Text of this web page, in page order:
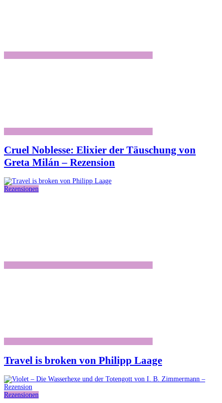
Cruel Noblesse: Elixier der Täuschung von
Greta Milán – Rezension
Rezensionen
Travel is broken von Philipp Laage
Rezensionen